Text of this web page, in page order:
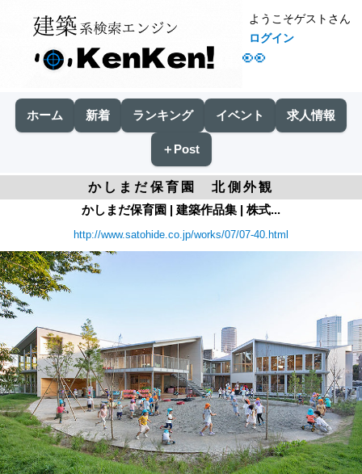
👀
ようこそゲストさん
ログイン
ホーム 新着 ランキング イベント 求人情報
＋Post
かしまだ保育園 北側外観
かしまだ保育園 | 建築作品集 | 株式...
http://www.satohide.co.jp/works/07/07-40.html